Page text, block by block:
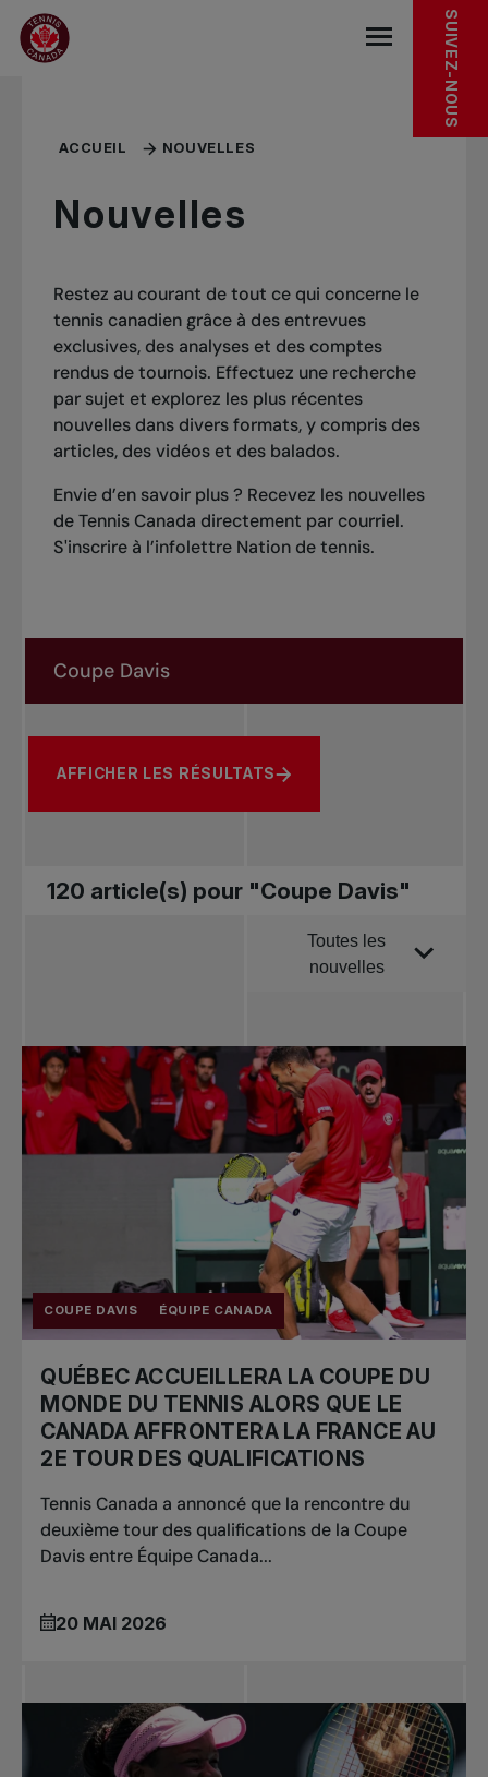
Sauter au menu principal
Sauter au contenu principal
Sauter au pied de page SUIVEZ-NOUS
ACCUEIL NOUVELLES
Nouvelles
Restez au courant de tout ce qui concerne le
tennis canadien grâce à des entrevues
exclusives, des analyses et des comptes
rendus de tournois. Effectuez une recherche
par sujet et explorez les plus récentes
nouvelles dans divers formats, y compris des
articles, des vidéos et des balados.
Envie d’en savoir plus ? Recevez les nouvelles
de Tennis Canada directement par courriel.
S'inscrire à l’infolettre Nation de tennis.
Rechercher par sujet, joueur ou autre
AFFICHER LES RÉSULTATS
120 article(s) pour "Coupe Davis"
Trier parToutes les
nouvelles
nouvelles
Tennis
professionnel
Redéfinir le jeu
Tournois
nationaux
COUPE DAVIS ÉQUIPE CANADA
QUÉBEC ACCUEILLERA LA COUPE DU
MONDE DU TENNIS ALORS QUE LE
CANADA AFFRONTERA LA FRANCE AU
2E TOUR DES QUALIFICATIONS
Tennis Canada a annoncé que la rencontre du
deuxième tour des qualifications de la Coupe
Davis entre Équipe Canada...
20 MAI 2026